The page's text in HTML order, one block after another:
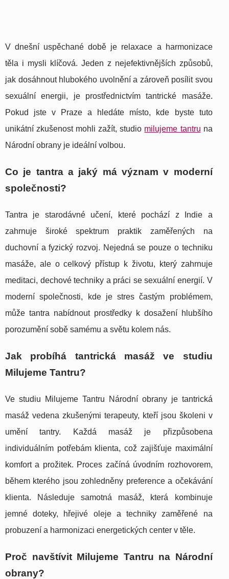
V dnešní uspěchané době je relaxace a harmonizace
těla i mysli klíčová. Jeden z nejefektivnějších způsobů,
jak dosáhnout hlubokého uvolnění a zároveň posílit svou
sexuální energii, je prostřednictvím tantrické masáže.
Pokud jste v Praze a hledáte místo, kde byste tuto
unikátní zkušenost mohli zažít, studio milujeme tantru na
Národní obrany je ideální volbou.
Co je tantra a jaký má význam v moderní
společnosti?
Tantra je starodávné učení, které pochází z Indie a
zahrnuje široké spektrum praktik zaměřených na
duchovní a fyzický rozvoj. Nejedná se pouze o techniku
masáže, ale o celkový přístup k životu, který zahrnuje
meditaci, dechové techniky a práci se sexuální energií. V
moderní společnosti, kde je stres častým problémem,
může tantra nabídnout prostředky k dosažení hlubšího
porozumění sobě samému a světu kolem nás.
Jak probíhá tantrická masáž ve studiu
Milujeme Tantru?
Ve studiu Milujeme Tantru Národní obrany je tantrická
masáž vedena zkušenými terapeuty, kteří jsou školeni v
umění tantry. Každá masáž je přizpůsobena
individuálním potřebám klienta, což zajišťuje maximální
komfort a prožitek. Proces začíná úvodním rozhovorem,
během kterého jsou zohledněny preference a očekávání
klienta. Následuje samotná masáž, která kombinuje
jemné doteky, hřejivé oleje a techniky zaměřené na
probuzení a harmonizaci energetických center v těle.
Proč navštívit Milujeme Tantru na Národní
obrany?